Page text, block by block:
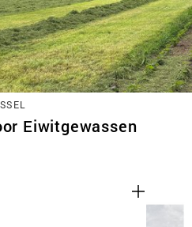
Eiwitgewassen